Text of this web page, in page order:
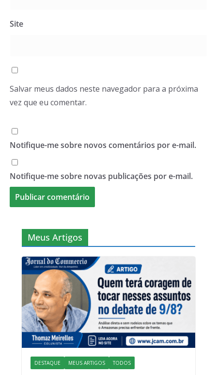
Site
Salvar meus dados neste navegador para a próxima
vez que eu comentar.
Notifique-me sobre novos comentários por e-mail.
Notifique-me sobre novas publicações por e-mail.
Meus Artigos
DESTAQUE MEUS ARTIGOS TODOS